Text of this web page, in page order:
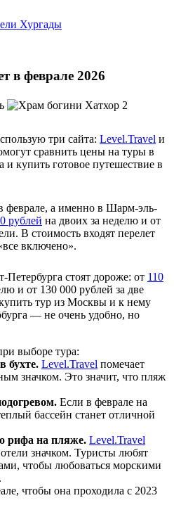
Хургады
в феврале 2026
три сайта: Level.Travel и
сравнить цены на туры в
и купить готовое путешествие в
феврале, а именно в Шарм-эль-
рублей на двоих за неделю и от
В стоимость входят перелет
включено».
стоят дороже: от 110
и от 130 000 рублей за две
тур из Москвы и к нему
— не очень удобно, но
выборе тура:
бухте. Level.Travel помечает
значком. Это значит, что пляж
Если в феврале на
бассейн станет отличной
рифа на пляже. Level.Travel
значком. Туристы любят
чтобы любоваться морскими
чтобы она проходила с 2023